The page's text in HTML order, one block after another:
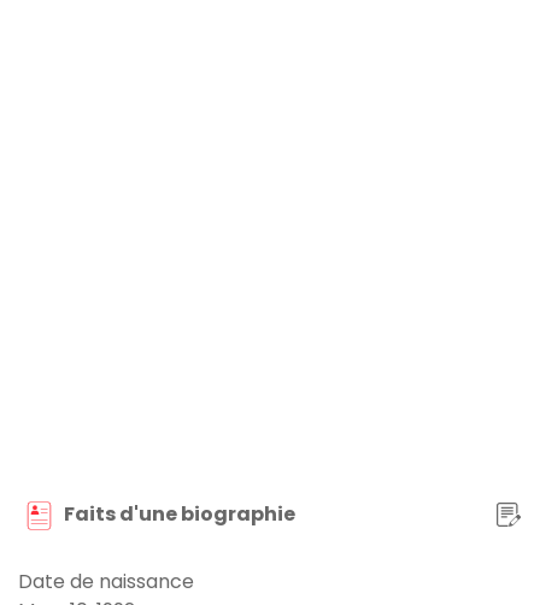
Faits d'une biographie
Date de naissance